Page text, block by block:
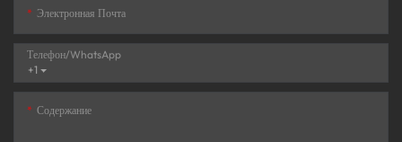
Электронная Почта
+1
Телефон/WhatsApp
Содержание